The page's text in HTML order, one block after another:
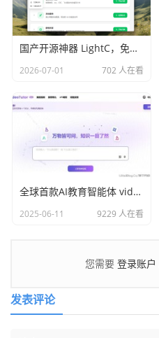
国产开源神器 LightC，免费、开源、干净且强大的C盘清理工具
2026-07-01 702 人在看
全球首款AI教育智能体 videotutor.io
2025-06-11 9229 人在看
您需要 登录账户
发表评论